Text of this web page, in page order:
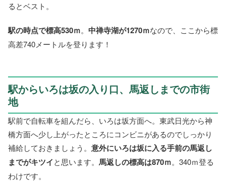
るとベスト。
駅の時点で標高530ｍ。 中禅寺湖が1270ｍなので、ここから標
高差740メートルを登ります！
駅からいろは坂の入り口、馬返しまでの市街
地
駅前で自転車を組んだら、いろは坂方面へ。東武日光から神
橋方面へ少し上がったところにコンビニがあるのでしっかり
補給しておきましょう。 意外にいろは坂に入る手前の馬返し
までがキツイと思います。 馬返しの標高は870ｍ。340ｍ登る
わけです。